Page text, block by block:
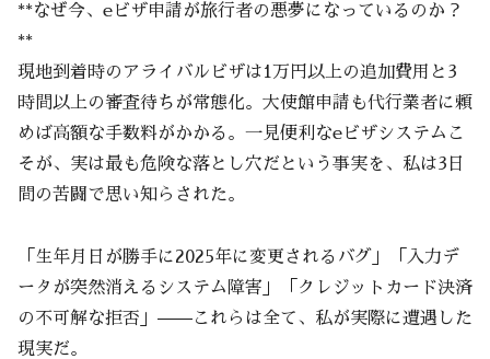
**なぜ今、eビザ申請が旅行者の悪夢になっているのか？
**
現地到着時のアライバルビザは1万円以上の追加費用と3
時間以上の審査待ちが常態化。大使館申請も代行業者に頼
めば高額な手数料がかかる。一見便利なeビザシステムこ
そが、実は最も危険な落とし穴だという事実を、私は3日
間の苦闘で思い知らされた。
「生年月日が勝手に2025年に変更されるバグ」「入力デ
ータが突然消えるシステム障害」「クレジットカード決済
の不可解な拒否」——これらは全て、私が実際に遭遇した
現実だ。